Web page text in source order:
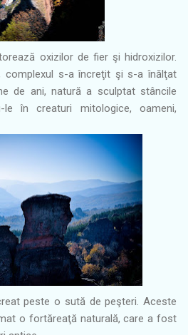
oxizilor de fier şi hidroxizilor.
complexul s-a încreţit şi s-a înălţat
de ani, natură a sculptat stâncile
în creaturi mitologice, oameni,
peste o sută de peşteri. Aceste
o fortăreaţă naturală, care a fost